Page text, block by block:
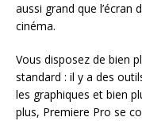
aussi grand que l’écran
cinéma.
Vous disposez de bien
standard : il y a des
les graphiques et bien
plus, Premiere Pro se